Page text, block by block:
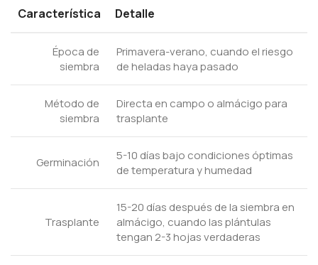
Característica Detalle
Época de
siembra
Primavera-verano, cuando el riesgo
de heladas haya pasado
Método de
siembra
Directa en campo o almácigo para
trasplante
Germinación
5-10 días bajo condiciones óptimas
de temperatura y humedad
Trasplante
15-20 días después de la siembra en
almácigo, cuando las plántulas
tengan 2-3 hojas verdaderas